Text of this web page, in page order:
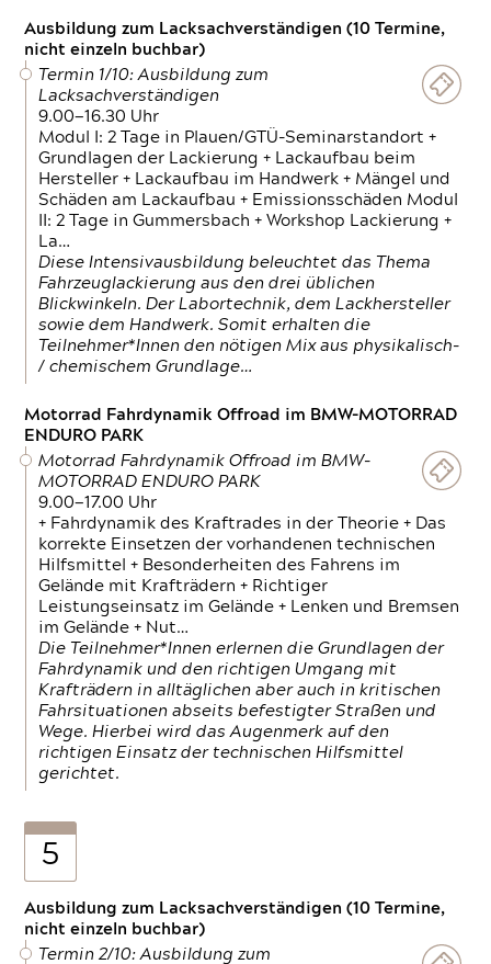
Ausbildung zum Lacksachverständigen (10 Termine,
nicht einzeln buchbar)
Termin 1/10: Ausbildung zum
Lacksachverständigen
9.00—16.30 Uhr
Modul I: 2 Tage in Plauen/GTÜ-Seminarstandort +
Grundlagen der Lackierung + Lackaufbau beim
Hersteller + Lackaufbau im Handwerk + Mängel und
Schäden am Lackaufbau + Emissionsschäden Modul
II: 2 Tage in Gummersbach + Workshop Lackierung +
La…
Diese Intensivausbildung beleuchtet das Thema
Fahrzeuglackierung aus den drei üblichen
Blickwinkeln. Der Labortechnik, dem Lackhersteller
sowie dem Handwerk. Somit erhalten die
Teilnehmer*Innen den nötigen Mix aus physikalisch-
/ chemischem Grundlage…
Motorrad Fahrdynamik Offroad im BMW-MOTORRAD
ENDURO PARK
Motorrad Fahrdynamik Offroad im BMW-
MOTORRAD ENDURO PARK
9.00—17.00 Uhr
+ Fahrdynamik des Kraftrades in der Theorie + Das
korrekte Einsetzen der vorhandenen technischen
Hilfsmittel + Besonderheiten des Fahrens im
Gelände mit Krafträdern + Richtiger
Leistungseinsatz im Gelände + Lenken und Bremsen
im Gelände + Nut…
Die Teilnehmer*Innen erlernen die Grundlagen der
Fahrdynamik und den richtigen Umgang mit
Krafträdern in alltäglichen aber auch in kritischen
Fahrsituationen abseits befestigter Straßen und
Wege. Hierbei wird das Augenmerk auf den
richtigen Einsatz der technischen Hilfsmittel
gerichtet.
5
Ausbildung zum Lacksachverständigen (10 Termine,
nicht einzeln buchbar)
Termin 2/10: Ausbildung zum